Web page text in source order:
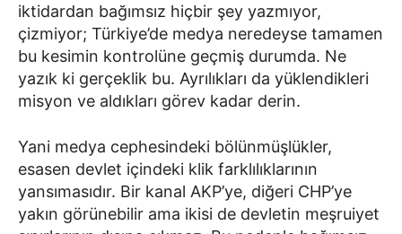
iktidardan bağımsız hiçbir şey yazmıyor,
çizmiyor; Türkiye’de medya neredeyse tamamen
bu kesimin kontrolüne geçmiş durumda. Ne
yazık ki gerçeklik bu. Ayrılıkları da yüklendikleri
misyon ve aldıkları görev kadar derin.
Yani medya cephesindeki bölünmüşlükler,
esasen devlet içindeki klik farklılıklarının
yansımasıdır. Bir kanal AKP’ye, diğeri CHP’ye
yakın görünebilir ama ikisi de devletin meşruiyet